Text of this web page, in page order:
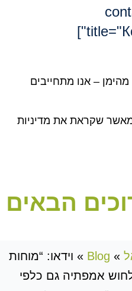
– אנו מתחייבים
שקראת את מדיניות
הבאים
»
Blog
» וידאו: “מוחות
אמפתיה גם כלפי